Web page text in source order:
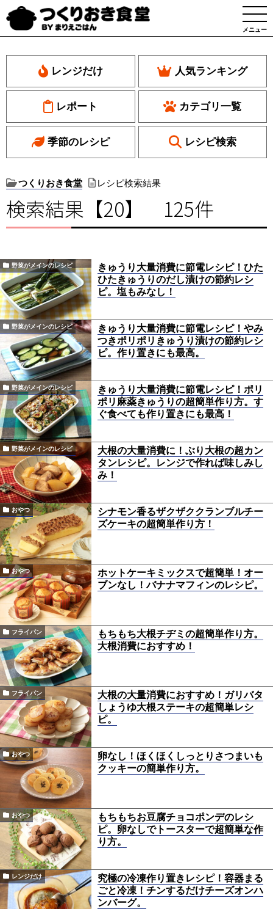
メニュー
レンジだけ 人気ランキング
レポート カテゴリ一覧
季節のレシピ レシピ検索
つくりおき食堂 レシピ検索結果
検索結果【20】 125件
野菜がメインのレシピ
きゅうり大量消費に節電レシピ！ひた
ひたきゅうりのだし漬けの節約レシ
ピ。塩もみなし！
野菜がメインのレシピ
きゅうり大量消費に節電レシピ！やみ
つきポリポリきゅうり漬けの節約レシ
ピ。作り置きにも最高。
野菜がメインのレシピ
きゅうり大量消費に節電レシピ！ポリ
ポリ麻薬きゅうりの超簡単作り方。す
ぐ食べても作り置きにも最高！
野菜がメインのレシピ
大根の大量消費に！ぶり大根の超カン
タンレシピ。レンジで作れば味しみし
み！
おやつ
シナモン香るザクザククランブルチー
ズケーキの超簡単作り方！
おやつ
ホットケーキミックスで超簡単！オー
ブンなし！バナナマフィンのレシピ。
フライパン
もちもち大根チヂミの超簡単作り方。
大根消費におすすめ！
フライパン
大根の大量消費におすすめ！ガリバタ
しょうゆ大根ステーキの超簡単レシ
ピ。
おやつ
卵なし！ほくほくしっとりさつまいも
クッキーの簡単作り方。
おやつ
もちもちお豆腐チョコポンデのレシ
ピ。卵なしでトースターで超簡単な作
り方。
レンジだけ
究極の冷凍作り置きレシピ！容器まる
ごと冷凍！チンするだけチーズオンハ
ンバーグ。